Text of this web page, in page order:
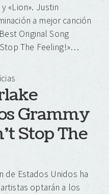
«Lion». Justin
a mejor canción
Original Song
The Feeling!»…
Grammy
Stop The
de Estados Unidos ha
optarán a los